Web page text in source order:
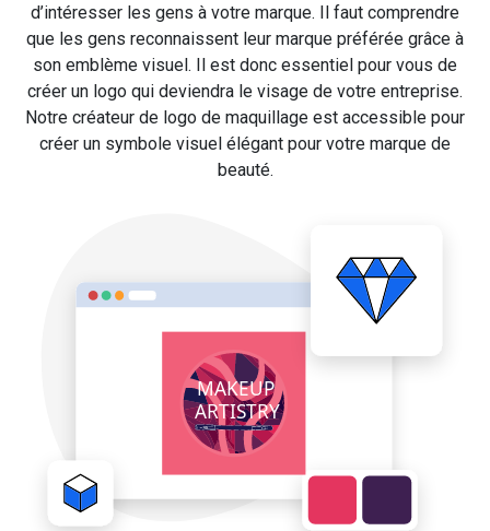
d’intéresser les gens à votre marque. Il faut comprendre
que les gens reconnaissent leur marque préférée grâce à
son emblème visuel. Il est donc essentiel pour vous de
créer un logo qui deviendra le visage de votre entreprise.
Notre créateur de logo de maquillage est accessible pour
créer un symbole visuel élégant pour votre marque de
beauté.